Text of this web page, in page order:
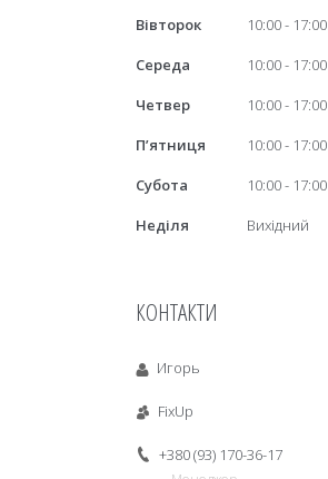
Вівторок
10:00
17:00
Середа
10:00
17:00
Четвер
10:00
17:00
Пʼятниця
10:00
17:00
Субота
10:00
17:00
Неділя
Вихідний
КОНТАКТИ
Игорь
FixUp
+380 (93) 170-36-17